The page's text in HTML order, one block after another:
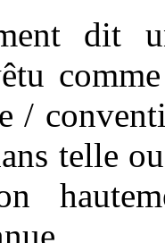
dit
/
telle